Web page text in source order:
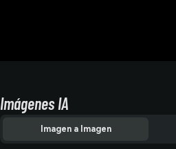
Imágenes IA
Imagen a Imagen